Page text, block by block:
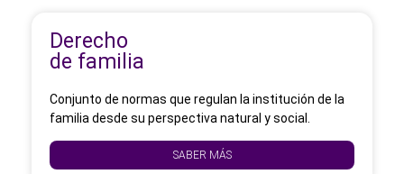
Derecho
de familia
Conjunto de normas que regulan la institución de la
familia desde su perspectiva natural y social.
SABER MÁS